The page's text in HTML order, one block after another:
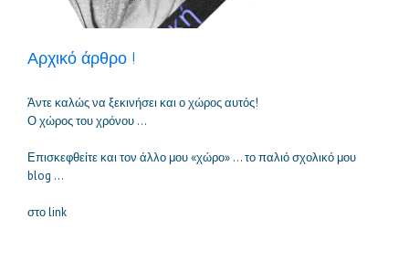
Αρχικό άρθρο !
Άντε καλώς να ξεκινήσει και ο χώρος αυτός!
Ο χώρος του χρόνου …
Επισκεφθείτε και τον άλλο μου «χώρο» … το παλιό σχολικό μου
blog …
στο link